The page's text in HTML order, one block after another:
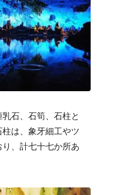
桂林
リスポンシブルト
ラベル
石、石筍、石柱と
は、象牙細工やツ
、計七十七か所あ